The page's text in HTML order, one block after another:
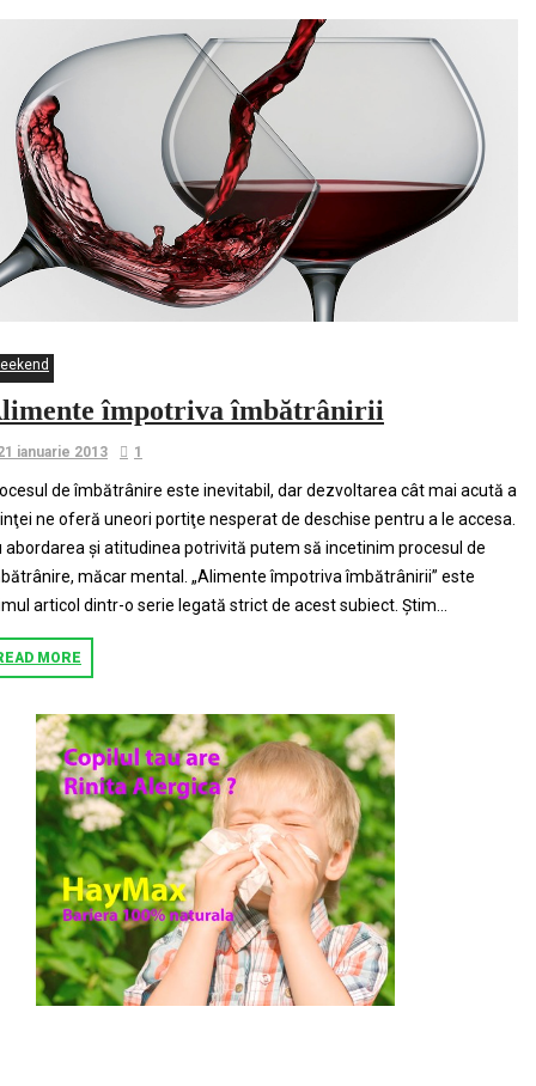
împotriva îmbătrânirii
ianuarie 2013 1
de îmbătrânire este inevitabil, dar dezvoltarea cât mai acută a
ne oferă uneori portiţe nesperat de deschise pentru a le accesa.
abordarea şi atitudinea potrivită putem să incetinim procesul de
măcar mental. „Alimente împotriva îmbătrânirii” este
articol dintr-o serie legată strict de acest subiect. Ştim...
MORE